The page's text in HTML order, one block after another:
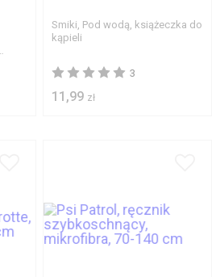
Smiki, Pod wodą, książeczka do
kąpieli
3
11,99 zł